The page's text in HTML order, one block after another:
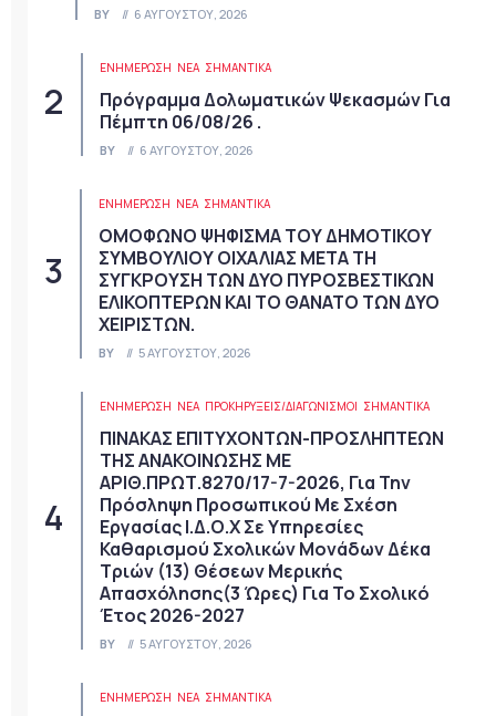
BY 6 ΑΥΓΟΎΣΤΟΥ, 2026
ΕΝΗΜΕΡΩΣΗ ΝΈΑ ΣΗΜΑΝΤΙΚΆ
Πρόγραμμα Δολωματικών Ψεκασμών Για
Πέμπτη 06/08/26 .
BY 6 ΑΥΓΟΎΣΤΟΥ, 2026
ΕΝΗΜΕΡΩΣΗ ΝΈΑ ΣΗΜΑΝΤΙΚΆ
ΟΜΟΦΩΝΟ ΨΗΦΙΣΜΑ ΤΟΥ ΔΗΜΟΤΙΚΟΥ
ΣΥΜΒΟΥΛΙΟΥ ΟΙΧΑΛΙΑΣ ΜΕΤΑ ΤΗ
ΣΥΓΚΡΟΥΣΗ ΤΩΝ ΔΥΟ ΠΥΡΟΣΒΕΣΤΙΚΩΝ
ΕΛΙΚΟΠΤΕΡΩΝ ΚΑΙ ΤΟ ΘΑΝΑΤΟ ΤΩΝ ΔΥΟ
ΧΕΙΡΙΣΤΩΝ.
BY 5 ΑΥΓΟΎΣΤΟΥ, 2026
ΕΝΗΜΕΡΩΣΗ ΝΈΑ ΠΡΟΚΗΡΎΞΕΙΣ/ΔΙΑΓΩΝΙΣΜΟΊ ΣΗΜΑΝΤΙΚΆ
ΠΙΝΑΚΑΣ ΕΠΙΤΥΧΟΝΤΩΝ-ΠΡΟΣΛΗΠΤΕΩΝ
ΤΗΣ ΑΝΑΚΟΙΝΩΣΗΣ ΜΕ
ΑΡΙΘ.ΠΡΩΤ.8270/17-7-2026, Για Την
Πρόσληψη Προσωπικού Με Σχέση
Εργασίας Ι.Δ.Ο.Χ Σε Υπηρεσίες
Καθαρισμού Σχολικών Μονάδων Δέκα
Τριών (13) Θέσεων Μερικής
Απασχόλησης(3 Ώρες) Για Το Σχολικό
Έτος 2026-2027
BY 5 ΑΥΓΟΎΣΤΟΥ, 2026
ΕΝΗΜΕΡΩΣΗ ΝΈΑ ΣΗΜΑΝΤΙΚΆ